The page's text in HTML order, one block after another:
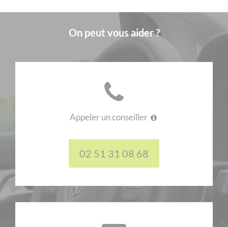
On peut vous aider ?
Appeler un conseiller
02 51 31 08 68